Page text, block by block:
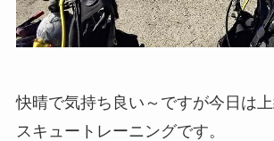
快晴で気持ち良い～ですが今日は
スキュートレーニングです。